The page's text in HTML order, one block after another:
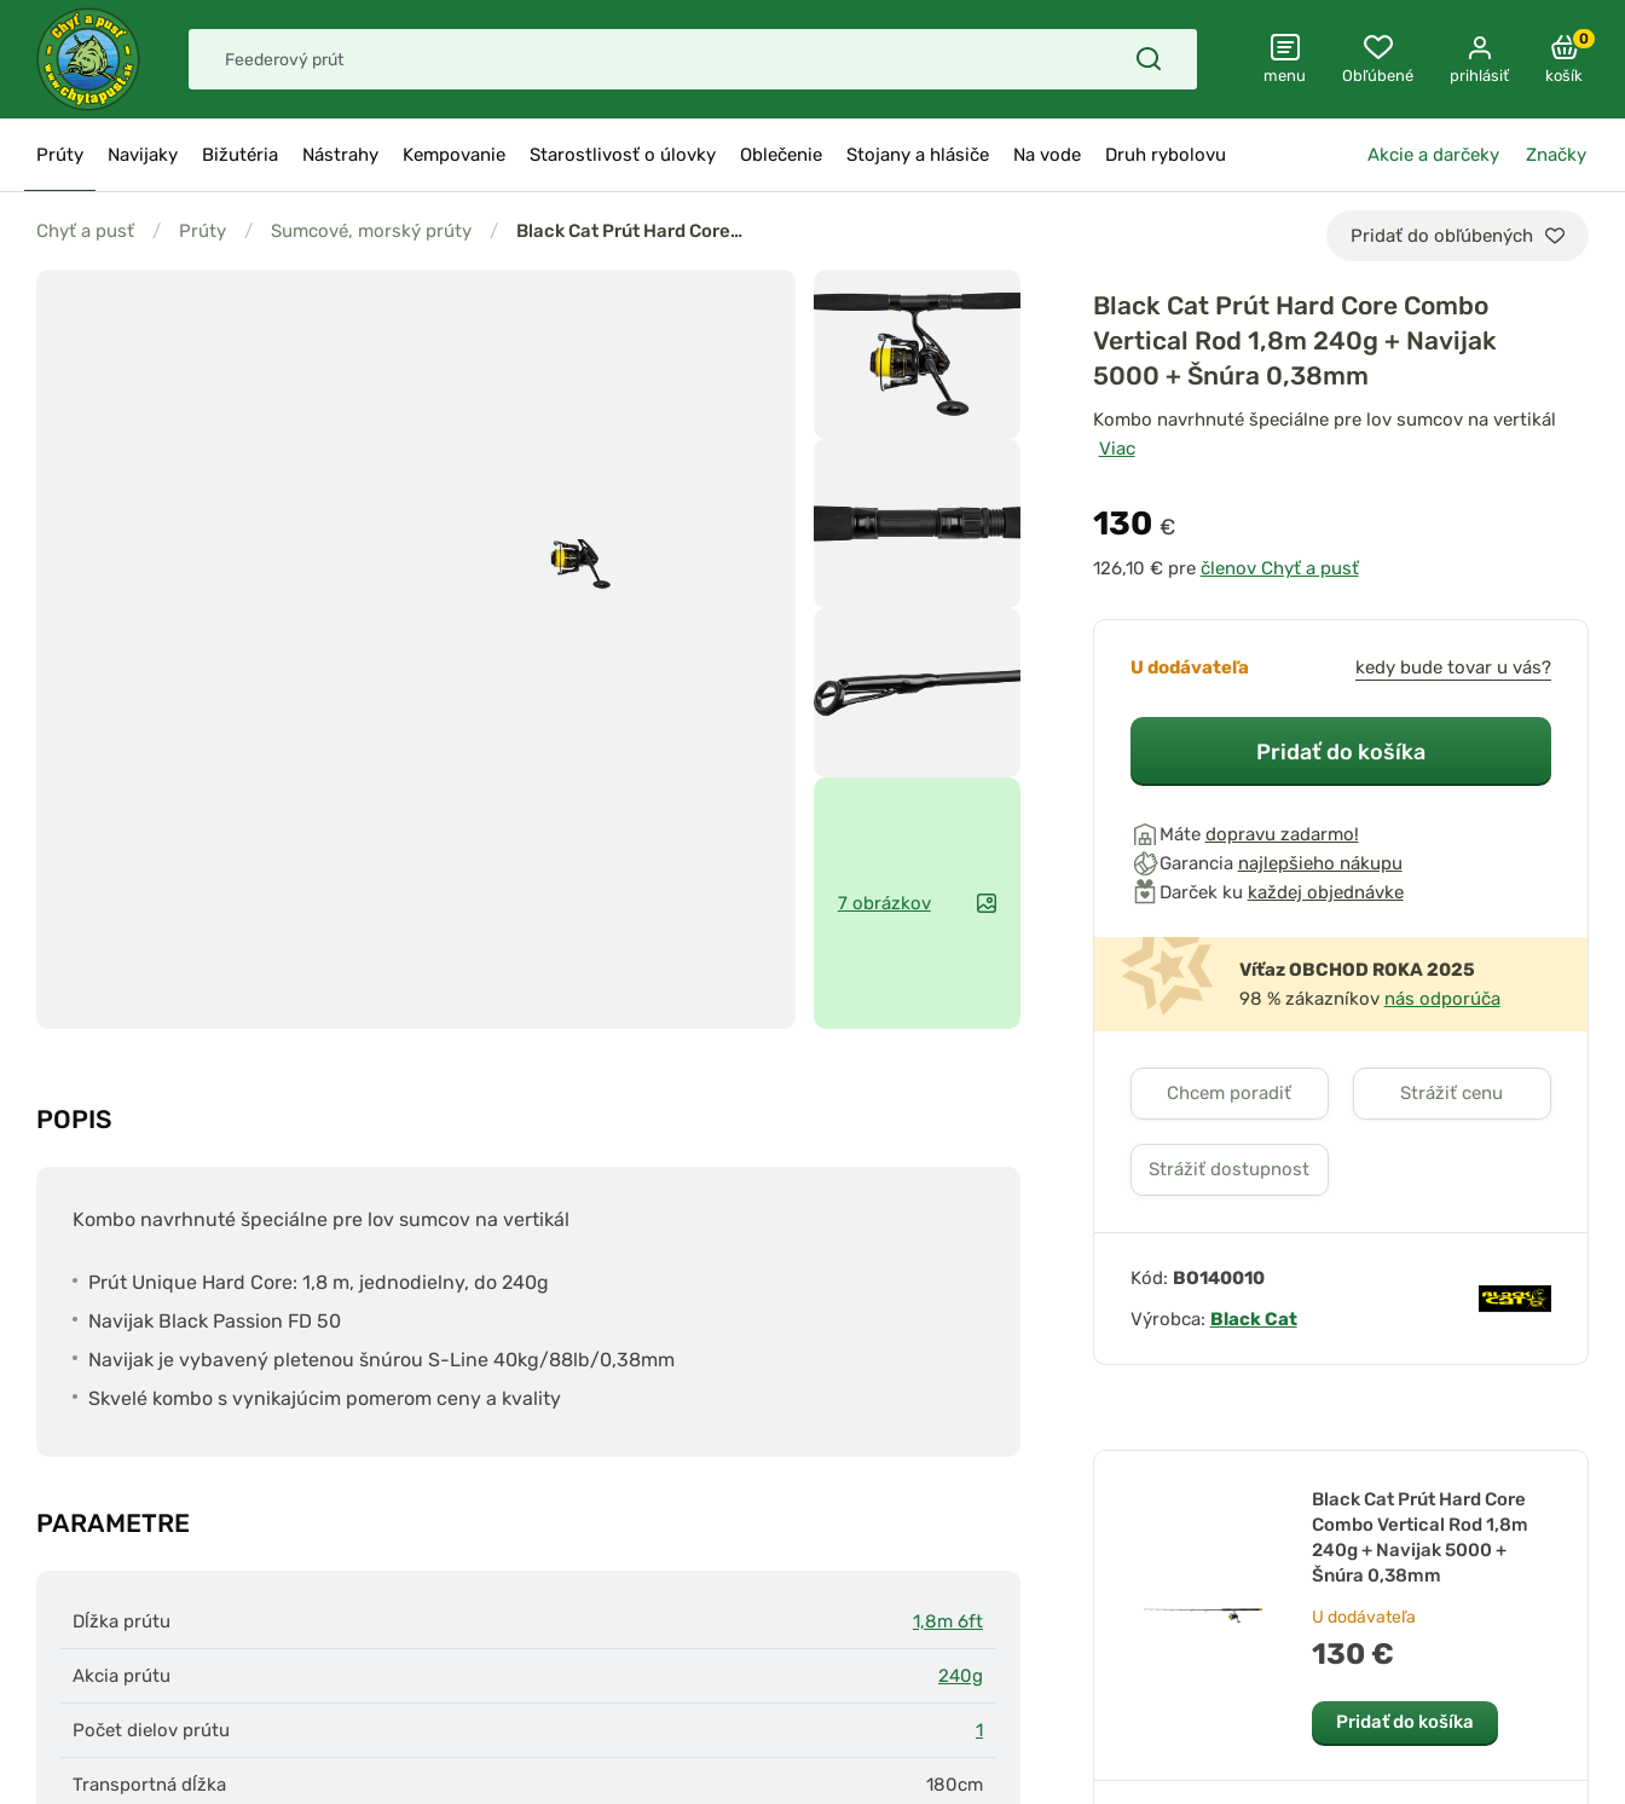
menu Obľúbené prihlásiť
0
košík
Prúty Navijaky Bižutéria Nástrahy Kempovanie Starostlivosť o úlovky Oblečenie Stojany a hlásiče Na vode Druh rybolovu Akcie a darčeky Značky
Chyť a pusť / Prúty / Sumcové, morský prúty / Black Cat Prút Hard Core… Pridať do obľúbených
7 obrázkov
POPIS
Kombo navrhnuté špeciálne pre lov sumcov na vertikál
Prút Unique Hard Core: 1,8 m, jednodielny, do 240g
Navijak Black Passion FD 50
Navijak je vybavený pletenou šnúrou S-Line 40kg/88lb/0,38mm
Skvelé kombo s vynikajúcim pomerom ceny a kvality
PARAMETRE
Dĺžka prútu 1,8m 6ft
Akcia prútu 240g
Počet dielov prútu 1
Transportná dĺžka 180cm
Black Cat Prút Hard Core Combo
Vertical Rod 1,8m 240g + Navijak
5000 + Šnúra 0,38mm
Kombo navrhnuté špeciálne pre lov sumcov na vertikál
Viac
130 €
pre členov Chyť a pusť
U dodávateľa kedy bude tovar u vás?
Pridať do košíka
Máte dopravu zadarmo!
Garancia najlepšieho nákupu
Darček ku každej objednávke
Víťaz OBCHOD ROKA 2025
98 % zákazníkov nás odporúča
Chcem poradiť Strážiť cenu
Strážiť dostupnost
Kód: BO140010
Výrobca: Black Cat
Black Cat Prút Hard Core
Combo Vertical Rod 1,8m
240g + Navijak 5000 +
Šnúra 0,38mm
U dodávateľa
130 €
Pridať do košíka